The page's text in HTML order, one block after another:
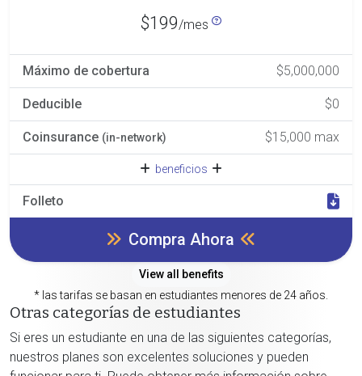
$199/mes
Máximo de cobertura $5,000,000
Deducible $0
Coinsurance (in-network) $15,000 max
beneficios
Folleto
Compra Ahora
View all benefits
* las tarifas se basan en estudiantes menores de 24 años.
Otras categorías de estudiantes
Si eres un estudiante en una de las siguientes categorías,
nuestros planes son excelentes soluciones y pueden